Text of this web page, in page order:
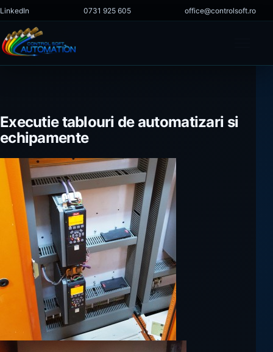
Sari la conținut
LinkedIn 0731 925 605 office@controlsoft.ro
Companie
Servicii
Proiecte
Magazin
Cariere
Contact
Executie tablouri de automatizari si
echipamente